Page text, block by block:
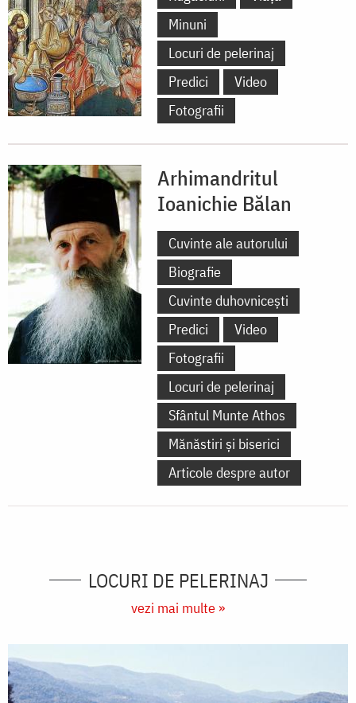
Minuni
Locuri de pelerinaj
Predici
Video
Fotografii
Arhimandritul
Ioanichie Bălan
Cuvinte ale autorului
Biografie
Cuvinte duhovnicești
Predici
Video
Fotografii
Locuri de pelerinaj
Sfântul Munte Athos
Mănăstiri și biserici
Articole despre autor
LOCURI DE PELERINAJ
vezi mai multe »